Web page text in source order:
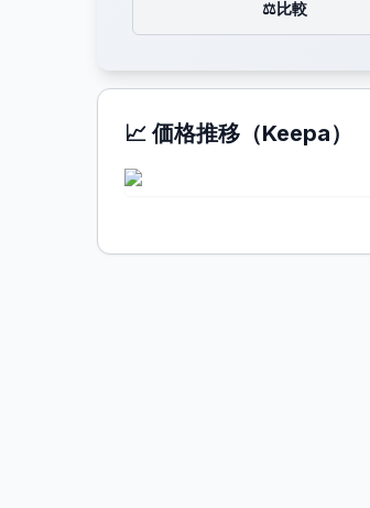
⚖️比較
📈 価格推移（Keepa）